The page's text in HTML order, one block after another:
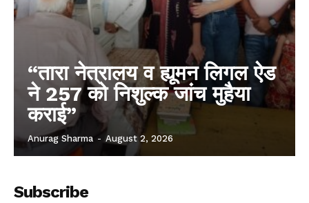
“तारा नेत्रालय व ह्यूमन लिगल ऐड
ने 257 को निशुल्क जांच मुहैया
कराई”
Anurag Sharma - August 2, 2026
Subscribe